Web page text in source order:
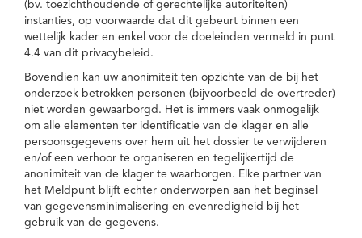
(bv. toezichthoudende of gerechtelijke autoriteiten)
instanties, op voorwaarde dat dit gebeurt binnen een
wettelijk kader en enkel voor de doeleinden vermeld in punt
4.4 van dit privacybeleid.
Bovendien kan uw anonimiteit ten opzichte van de bij het
onderzoek betrokken personen (bijvoorbeeld de overtreder)
niet worden gewaarborgd. Het is immers vaak onmogelijk
om alle elementen ter identificatie van de klager en alle
persoonsgegevens over hem uit het dossier te verwijderen
en/of een verhoor te organiseren en tegelijkertijd de
anonimiteit van de klager te waarborgen. Elke partner van
het Meldpunt blijft echter onderworpen aan het beginsel
van gegevensminimalisering en evenredigheid bij het
gebruik van de gegevens.